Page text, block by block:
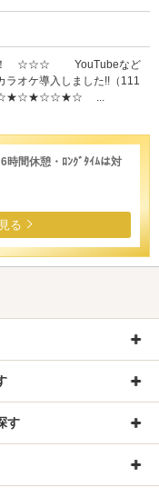
！！ ☆☆☆ YouTubeなど
オケ導入しました!!（111
...
時間休憩・ﾛﾝｸﾞﾀｲﾑは対
る
す